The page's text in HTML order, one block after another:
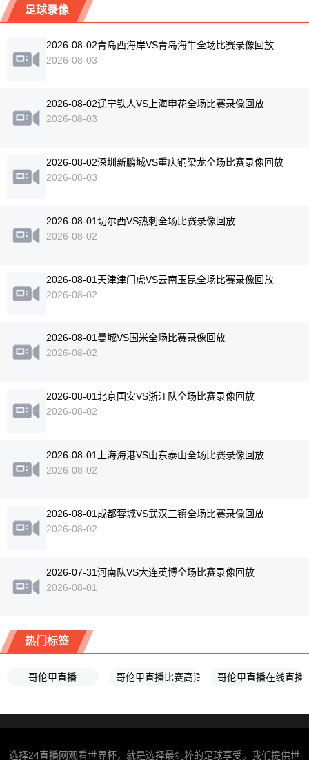
足球录像
2026-08-02青岛西海岸VS青岛海牛全场比赛录像回放
2026-08-03
2026-08-02辽宁铁人VS上海申花全场比赛录像回放
2026-08-03
2026-08-02深圳新鹏城VS重庆铜梁龙全场比赛录像回放
2026-08-03
2026-08-01切尔西VS热刺全场比赛录像回放
2026-08-02
2026-08-01天津津门虎VS云南玉昆全场比赛录像回放
2026-08-02
2026-08-01曼城VS国米全场比赛录像回放
2026-08-02
2026-08-01北京国安VS浙江队全场比赛录像回放
2026-08-02
2026-08-01上海海港VS山东泰山全场比赛录像回放
2026-08-02
2026-08-01成都蓉城VS武汉三镇全场比赛录像回放
2026-08-02
2026-07-31河南队VS大连英博全场比赛录像回放
2026-08-01
热门标签
哥伦甲直播 哥伦甲直播比赛高清直播免费哥伦甲直播在线直播
选择24直播网观看世界杯，就是选择最纯粹的足球享受。我们提供世